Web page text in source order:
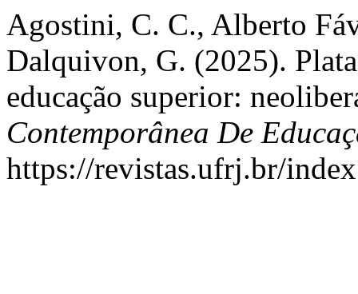
Agostini, C. C., Alberto
Dalquivon, G. (2025).
educação superior:
Contemporânea De
https://revistas.ufrj.br/